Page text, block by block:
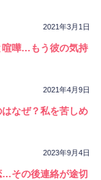
2021年3月1日
喧嘩…もう彼の気持
2021年4月9日
なぜ？私を苦しめ
2023年9月4日
…その後連絡が途切